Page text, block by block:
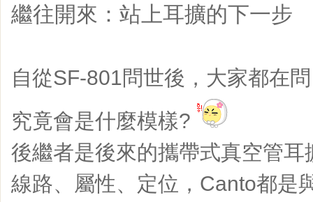
繼往開來：站上耳擴的下一步
自從SF-801問世後，大家都在
究竟會是什麼模樣?
後繼者是後來的攜帶式真空管
線路、屬性、定位，Canto都是